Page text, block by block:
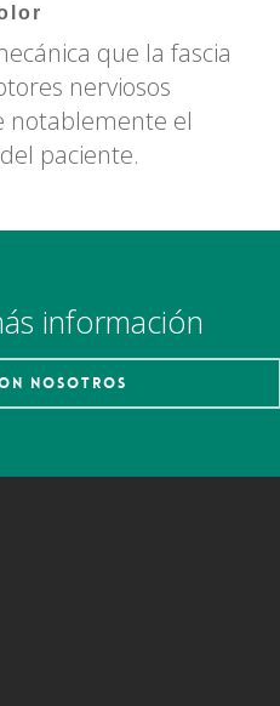
que la fascia
nerviosos
notablemente el
paciente.
información
nosotros